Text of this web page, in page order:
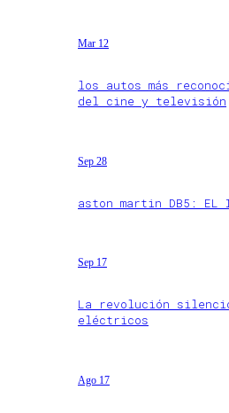
Mar 12
los autos más
del cine y televisión
Sep 28
aston martin DB5: EL
Sep 17
La revolución
eléctricos
Ago 17